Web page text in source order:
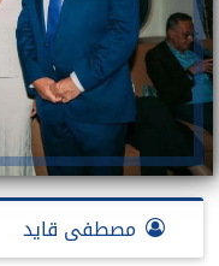
مصطفى قايد